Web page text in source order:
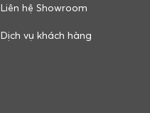
Liên hệ Showroom
Dịch vụ khách hàng